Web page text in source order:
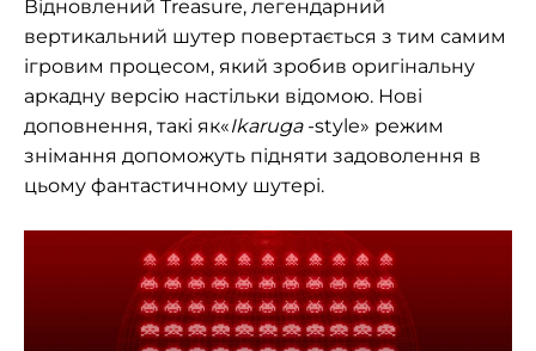
Відновлений Treasure, легендарний
вертикальний шутер повертається з тим самим
ігровим процесом, який зробив оригінальну
аркадну версію настільки відомою. Нові
доповнення, такі як«Ikaruga-style» режим
знімання допоможуть підняти задоволення в
цьому фантастичному шутері.